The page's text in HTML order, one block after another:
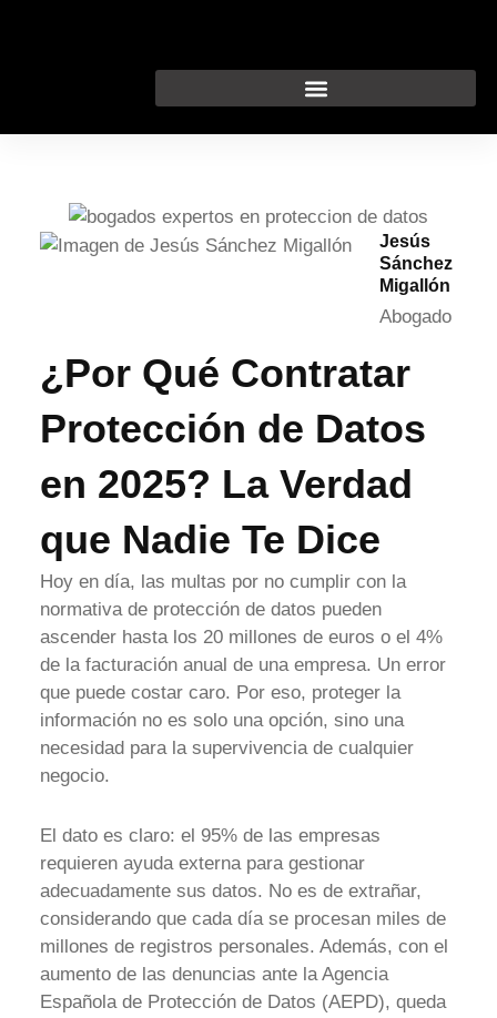
Jesús
Sánchez
Migallón
Abogado
¿Por Qué Contratar
Protección de Datos
en 2025? La Verdad
que Nadie Te Dice
Hoy en día, las multas por no cumplir con la
normativa de protección de datos pueden
ascender hasta los 20 millones de euros o el 4%
de la facturación anual de una empresa. Un error
que puede costar caro. Por eso, proteger la
información no es solo una opción, sino una
necesidad para la supervivencia de cualquier
negocio.
El dato es claro: el 95% de las empresas
requieren ayuda externa para gestionar
adecuadamente sus datos. No es de extrañar,
considerando que cada día se procesan miles de
millones de registros personales. Además, con el
aumento de las denuncias ante la Agencia
Española de Protección de Datos (AEPD), queda